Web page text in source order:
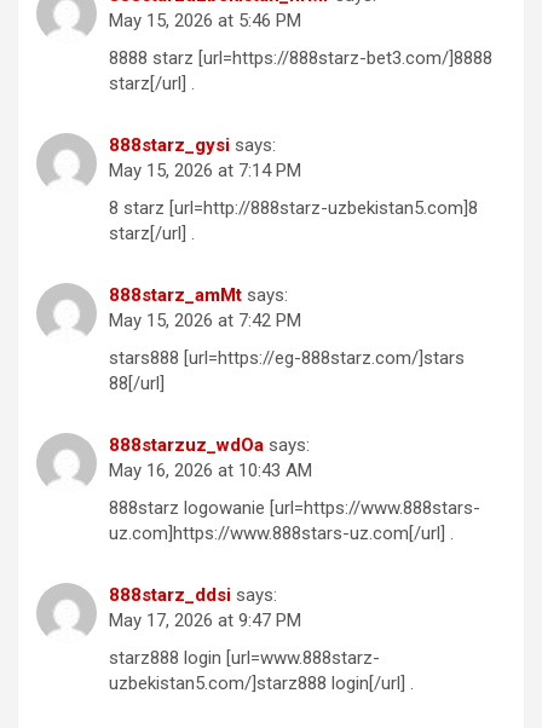
May 15, 2026 at 5:46 PM
8888 starz [url=https://888starz-bet3.com/]8888
starz[/url] .
888starz_gysi says:
May 15, 2026 at 7:14 PM
8 starz [url=http://888starz-uzbekistan5.com]8
starz[/url] .
888starz_amMt says:
May 15, 2026 at 7:42 PM
stars888 [url=https://eg-888starz.com/]stars
88[/url]
888starzuz_wdOa says:
May 16, 2026 at 10:43 AM
888starz logowanie [url=https://www.888stars-
uz.com]https://www.888stars-uz.com[/url] .
888starz_ddsi says:
May 17, 2026 at 9:47 PM
starz888 login [url=www.888starz-
uzbekistan5.com/]starz888 login[/url] .